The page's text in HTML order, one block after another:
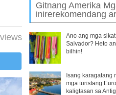
Gitnang Amerika
inirerekomendang
Ano ang mga
Salvador? Heto
bilhin!
Isang karagatang
mga turistang
kaligtasan sa